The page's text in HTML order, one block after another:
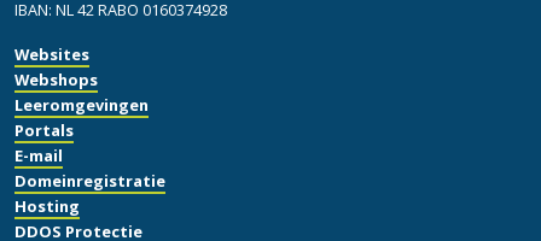
Websites
Webshops
Leeromgevingen
Portals
E-mail
Domeinregistratie
Hosting
DDOS Protectie
IBAN: NL 42 RABO 0160374928